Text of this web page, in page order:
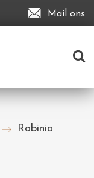
Mail ons
Robinia